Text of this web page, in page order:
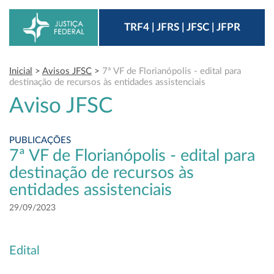
TRF4 | JFRS | JFSC | JFPR
Inicial > Avisos JFSC > 7ª VF de Florianópolis - edital para
destinação de recursos às entidades assistenciais
Aviso JFSC
PUBLICAÇÕES
7ª VF de Florianópolis - edital para
destinação de recursos às
entidades assistenciais
29/09/2023
Edital